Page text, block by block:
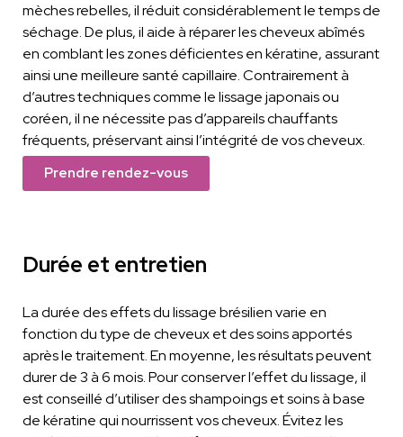
mèches rebelles, il réduit considérablement le temps de
séchage. De plus, il aide à réparer les cheveux abîmés
en comblant les zones déficientes en kératine, assurant
ainsi une meilleure santé capillaire. Contrairement à
d’autres techniques comme le lissage japonais ou
coréen, il ne nécessite pas d’appareils chauffants
fréquents, préservant ainsi l’intégrité de vos cheveux.
Prendre rendez-vous
Durée et entretien
La durée des effets du lissage brésilien varie en
fonction du type de cheveux et des soins apportés
après le traitement. En moyenne, les résultats peuvent
durer de 3 à 6 mois. Pour conserver l’effet du lissage, il
est conseillé d’utiliser des shampoings et soins à base
de kératine qui nourrissent vos cheveux. Évitez les